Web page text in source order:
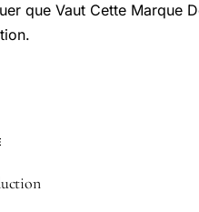
que Vaut Cette Marque